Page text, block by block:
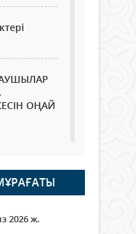
ОҢАЙ
20
етті
2026 ж.